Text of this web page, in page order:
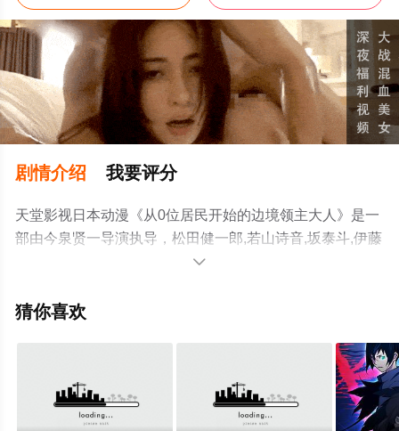
剧情介绍 我要评分
天堂影视日本动漫《从0位居民开始的边境领主大人》是一
部由今泉贤一导演执导，松田健一郎,若山诗音,坂泰斗,伊藤
美来,白石晴香,福山润,安田陆矢,阿保玛利亚,鲸,日笠阳子,东
删减完整版动漫全集就上天堂电影网，更多相关信息可移

猜你喜欢